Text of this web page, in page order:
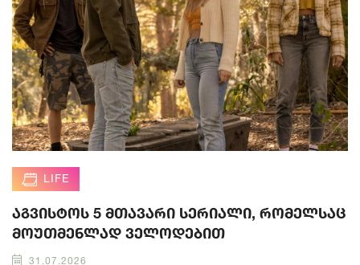
LIFE
აგვისტოს 5 მთავარი სერიალი, რომელსაც
მოუთმენლად ველოდებით
31.07.2026